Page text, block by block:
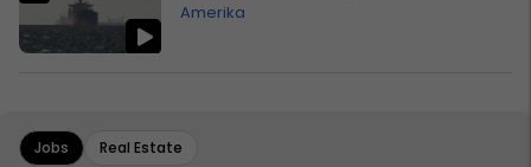
Amerika
Jobs Real Estate